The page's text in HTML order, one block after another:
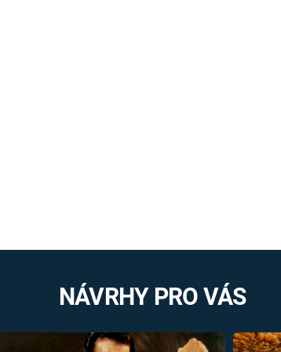
NÁVRHY PRO VÁS